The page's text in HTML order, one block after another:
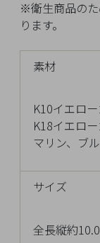
※衛生商品の
ります。
素材
K10イエロ
K18イエロ
マリン、ブ
サイズ
全長縦約
ム
最
た